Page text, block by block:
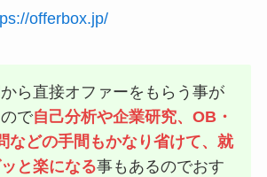
offerbox.jp/
ら直接オファーをもらう事が
で自己分析や企業研究、OB・
などの手間もかなり省けて、就
と楽になる事もあるのでおす